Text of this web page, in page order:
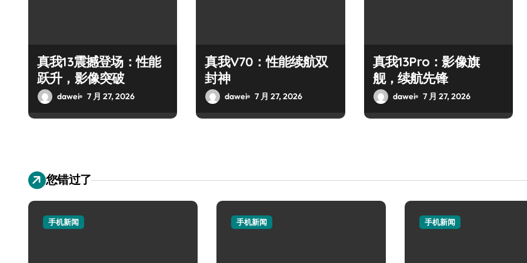
真我13震撼登场：性能
跃升，影像突破
dawei 7 月 27, 2026
真我V70：性能续航双
封神
dawei 7 月 27, 2026
真我13Pro：影像旗
舰，续航先锋
dawei 7 月 27, 2026
您错过了
手机新闻 手机新闻 手机新闻